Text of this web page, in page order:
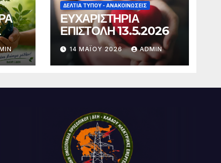
ΔΕΛΤΊΑ ΤΎΠΟΥ - ΑΝΑΚΟΙΝΏΣΕΙΣ
ΕΥΧΑΡΙΣΤΗΡΙΑ
ΕΠΙΣΤΟΛΗ 13.5.2026
14 ΜΑΪ́ΟΥ 2026 ADMIN